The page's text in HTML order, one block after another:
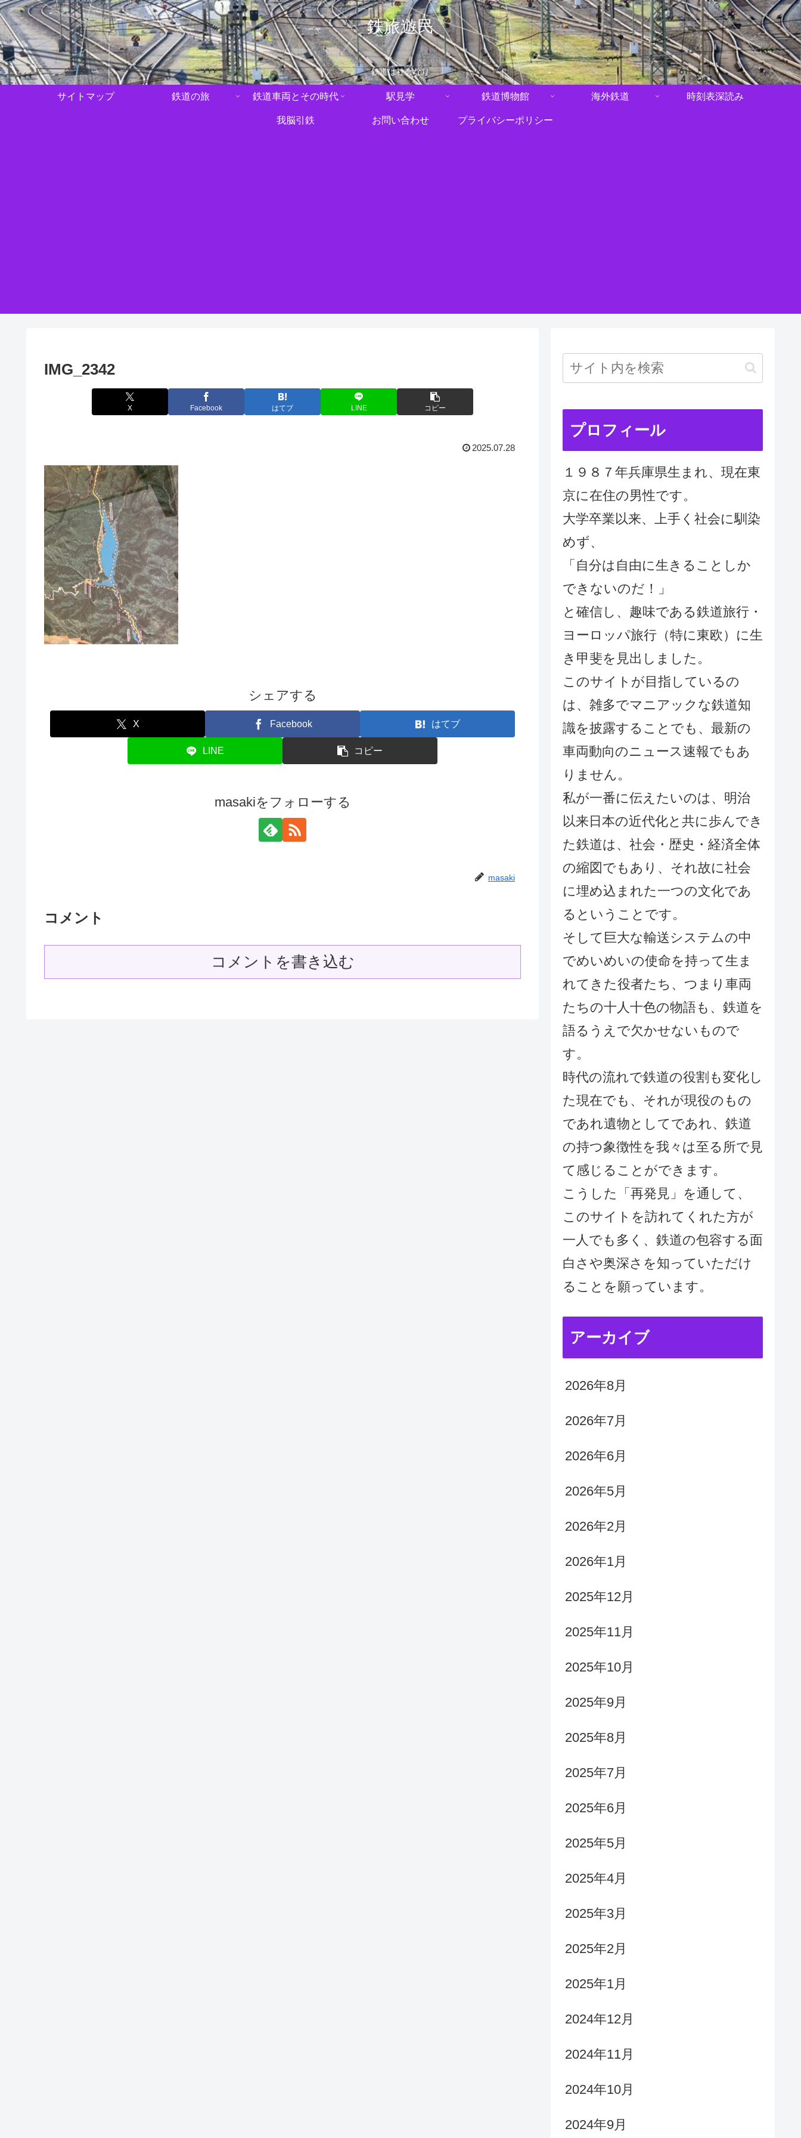
鉄旅遊民
鉄道は社会なり
サイトマップ 鉄道の旅 鉄道車両とその時代 駅見学 鉄道博物館 海外鉄道 時刻表深読み
我脳引鉄 お問い合わせ プライバシーポリシー
IMG_2342
X Facebook はてブ LINE コピー
2025.07.28
シェアする
X Facebook はてブ
LINE コピー
masakiをフォローする
masaki
コメント
コメントを書き込む
プロフィール
１９８７年兵庫県生まれ、現在東
京に在住の男性です。
大学卒業以来、上手く社会に馴染
めず、
「自分は自由に生きることしか
できないのだ！」
と確信し、趣味である鉄道旅行・
ヨーロッパ旅行（特に東欧）に生
き甲斐を見出しました。
このサイトが目指しているの
は、雑多でマニアックな鉄道知
識を披露することでも、最新の
車両動向のニュース速報でもあ
りません。
私が一番に伝えたいのは、明治
以来日本の近代化と共に歩んでき
た鉄道は、社会・歴史・経済全体
の縮図でもあり、それ故に社会
に埋め込まれた一つの文化であ
るということです。
そして巨大な輸送システムの中
でめいめいの使命を持って生ま
れてきた役者たち、つまり車両
たちの十人十色の物語も、鉄道を
語るうえで欠かせないもので
す。
時代の流れで鉄道の役割も変化し
た現在でも、それが現役のもの
であれ遺物としてであれ、鉄道
の持つ象徴性を我々は至る所で見
て感じることができます。
こうした「再発見」を通して、
このサイトを訪れてくれた方が
一人でも多く、鉄道の包容する面
白さや奥深さを知っていただけ
ることを願っています。
アーカイブ
2026年8月
2026年7月
2026年6月
2026年5月
2026年2月
2026年1月
2025年12月
2025年11月
2025年10月
2025年9月
2025年8月
2025年7月
2025年6月
2025年5月
2025年4月
2025年3月
2025年2月
2025年1月
2024年12月
2024年11月
2024年10月
2024年9月